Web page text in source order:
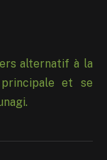
alternatif à la
et se